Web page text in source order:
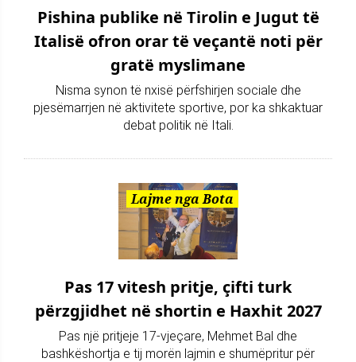
Pishina publike në Tirolin e Jugut të
Italisë ofron orar të veçantë noti për
gratë myslimane
Nisma synon të nxisë përfshirjen sociale dhe
pjesëmarrjen në aktivitete sportive, por ka shkaktuar
debat politik në Itali.
Lajme nga Bota
Pas 17 vitesh pritje, çifti turk
përzgjidhet në shortin e Haxhit 2027
Pas një pritjeje 17-vjeçare, Mehmet Bal dhe
bashkëshortja e tij morën lajmin e shumëpritur për